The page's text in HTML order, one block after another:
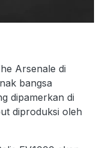
Arsenale di
bangsa
dipamerkan di
diproduksi oleh